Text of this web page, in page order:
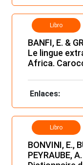
Libro
BANFI, E. &
Le lingue
Africa.
Enlaces:
Libro
BONVINI, E.,
PEYRAUBE,